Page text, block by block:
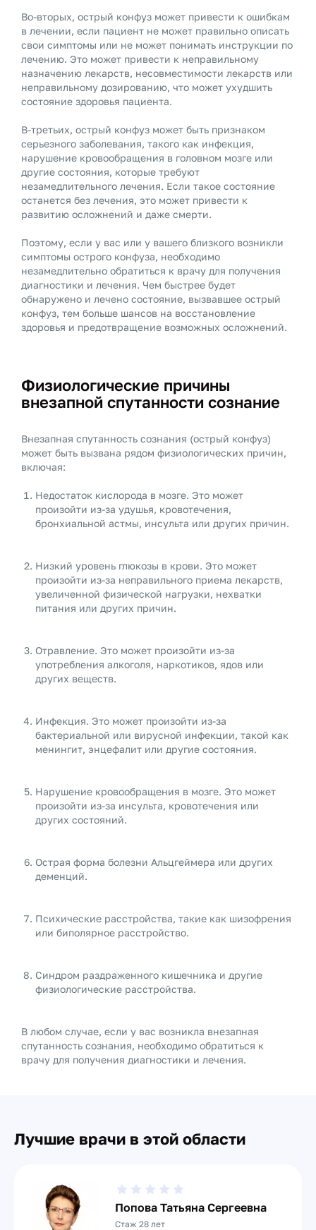
Во-вторых, острый конфуз может привести к ошибкам
в лечении, если пациент не может правильно описать
свои симптомы или не может понимать инструкции по
лечению. Это может привести к неправильному
назначению лекарств, несовместимости лекарств или
неправильному дозированию, что может ухудшить
состояние здоровья пациента.
В-третьих, острый конфуз может быть признаком
серьезного заболевания, такого как инфекция,
нарушение кровообращения в головном мозге или
другие состояния, которые требуют
незамедлительного лечения. Если такое состояние
останется без лечения, это может привести к
развитию осложнений и даже смерти.
Поэтому, если у вас или у вашего близкого возникли
симптомы острого конфуза, необходимо
незамедлительно обратиться к врачу для получения
диагностики и лечения. Чем быстрее будет
обнаружено и лечено состояние, вызвавшее острый
конфуз, тем больше шансов на восстановление
здоровья и предотвращение возможных осложнений.
Физиологические причины
внезапной спутанности сознание
Внезапная спутанность сознания (острый конфуз)
может быть вызвана рядом физиологических причин,
включая:
Недостаток кислорода в мозге. Это может
произойти из-за удушья, кровотечения,
бронхиальной астмы, инсульта или других причин.
Низкий уровень глюкозы в крови. Это может
произойти из-за неправильного приема лекарств,
увеличенной физической нагрузки, нехватки
питания или других причин.
Отравление. Это может произойти из-за
употребления алкоголя, наркотиков, ядов или
других веществ.
Инфекция. Это может произойти из-за
бактериальной или вирусной инфекции, такой как
менингит, энцефалит или другие состояния.
Нарушение кровообращения в мозге. Это может
произойти из-за инсульта, кровотечения или
других состояний.
Острая форма болезни Альцгеймера или других
деменций.
Психические расстройства, такие как шизофрения
или биполярное расстройство.
Синдром раздраженного кишечника и другие
физиологические расстройства.
В любом случае, если у вас возникла внезапная
спутанность сознания, необходимо обратиться к
врачу для получения диагностики и лечения.
Лучшие врачи в этой области
Попова Татьяна Сергеевна
Стаж 28 лет